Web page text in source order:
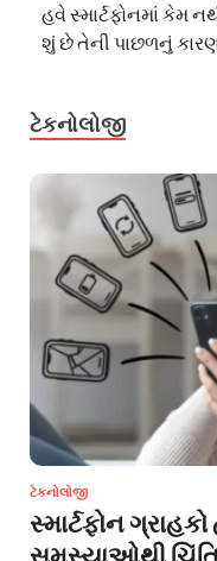
હવે સ્માર્ટફોનમાં કેમ
શું છે તેની પાછળનું કારણ
ટેકનોલોજી
ટેકનોલોજી
સ્માર્ટફોન
સમસ્યાઓથી